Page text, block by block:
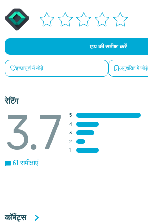
एप्प की समीक्षा करें
इच्छासूची में जोड़ें अनुशंसित में जोड़े
रेटिंग
3.7
5
4
3
2
1
61 समीक्षाएं
कॉमेंट्स